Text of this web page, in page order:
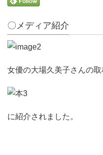
〇メディア紹介
女優の大場久美子さんの取
に紹介されました。